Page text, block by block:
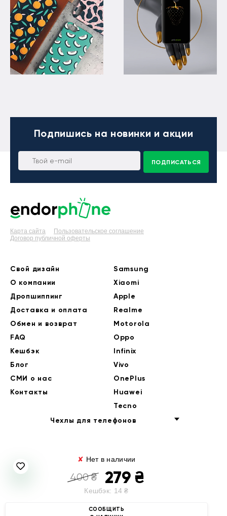
✘ Нет в наличии
400₴ 279 ₴
Кешбэк: 14 ₴
СООБЩИТЬ
Подпишись на новинки и акции
ПОДПИСАТЬСЯ
Карта сайта
Пользовательское соглашение
Договор публичной оферты
Свой дизайн
О компании
Дропшиппинг
Доставка и оплата
Обмен и возврат
FAQ
Кешбэк
Блог
СМИ о нас
Контакты
Samsung
Xiaomi
Apple
Realme
Motorola
Oppo
Infinix
Vivo
OnePlus
Huawei
Tecno
Чехлы для телефонов